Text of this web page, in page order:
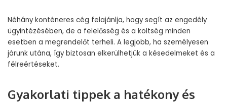
Néhány konténeres cég felajánlja, hogy segít az engedély
ügyintézésében, de a felelősség és a költség minden
esetben a megrendelőt terheli. A legjobb, ha személyesen
járunk utána, így biztosan elkerülhetjük a késedelmeket és a
félreértéseket.
Gyakorlati tippek a hatékony és